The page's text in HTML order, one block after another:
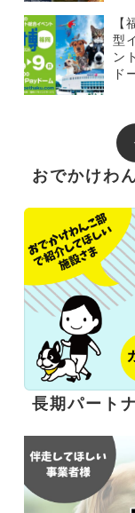
型
ン
ド
おでかけわ
長期パート